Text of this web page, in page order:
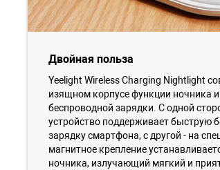
Двойная польза
Yeelight Wireless Charging Nightlight
изящном корпусе функции ночника и
беспроводной зарядки. С одной
устройство поддерживает быструю
зарядку смартфона, c другой - на
магнитное крепление
ночника, излучающий мягкий и